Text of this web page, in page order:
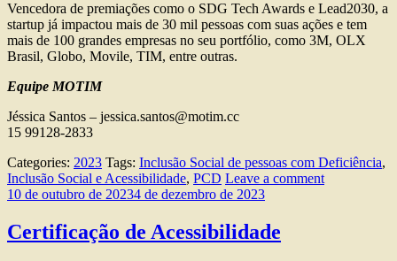
Vencedora de premiações como o SDG Tech Awards e Lead2030, a
startup já impactou mais de 30 mil pessoas com suas ações e tem
mais de 100 grandes empresas no seu portfólio, como 3M, OLX
Brasil, Globo, Movile, TIM, entre outras.
Equipe MOTIM
Jéssica Santos – jessica.santos@motim.cc
15 99128-2833
Categories: 2023 Tags: Inclusão Social de pessoas com Deficiência,
Inclusão Social e Acessibilidade, PCD Leave a comment
10 de outubro de 20234 de dezembro de 2023
Certificação de Acessibilidade